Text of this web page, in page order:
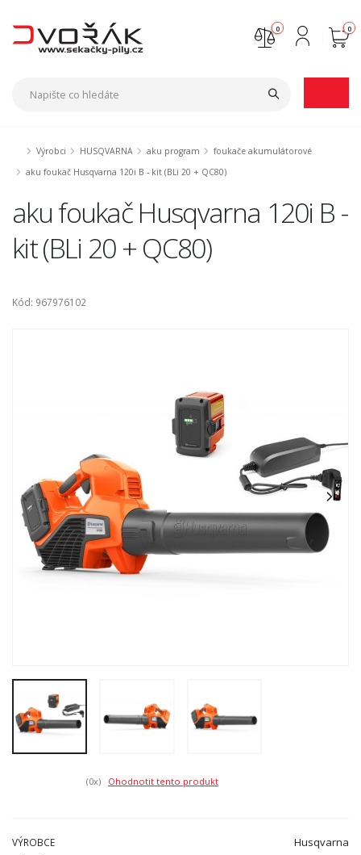
0
0
Výrobci HUSQVARNA aku program
foukače akumulátorové
aku foukač Husqvarna 120i B - kit (BLi 20 + QC80)
aku foukač Husqvarna 120i B -
kit (BLi 20 + QC80)
Kód: 967976102
(0x) Ohodnotit tento produkt
VÝROBCE Husqvarna